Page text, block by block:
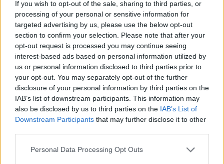
If you wish to opt-out of the sale, sharing to third parties, or
processing of your personal or sensitive information for
targeted advertising by us, please use the below opt-out
section to confirm your selection. Please note that after your
opt-out request is processed you may continue seeing
interest-based ads based on personal information utilized by
us or personal information disclosed to third parties prior to
your opt-out. You may separately opt-out of the further
disclosure of your personal information by third parties on the
IAB’s list of downstream participants. This information may
also be disclosed by us to third parties on the IAB’s List of
Downstream Participants that may further disclose it to other
Personal Data Processing Opt Outs